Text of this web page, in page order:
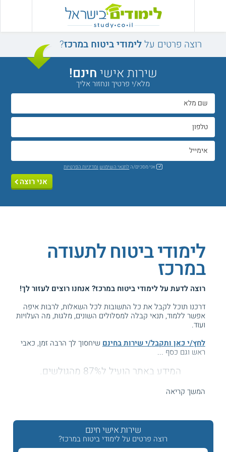
רוצה פרטים עללימודי ביטוח במרכז?
שירות אישיחינם!
מלא/י פרטיך ונחזור אליך
אני מסכים/הלתנאי השימוש ומדיניות הפרטיות
אני רוצה
לימודי ביטוח לתעודה
במרכז
רוצה לדעת עללימודי ביטוח במרכז? אנחנו רוצים לעזור לך!
דרכנו תוכל לקבל את כל התשובות לכל השאלות, לרבות איפה
אפשר ללמוד, תנאי קבלה למסלולים השונים, מלגות, מה העלויות
ועוד.
לחץ/י כאן ותקבל/י שירות בחינם שיחסוך לך הרבה זמן, כאבי
ראש וגם כסף ...
המידע באתר הועיל ל87% מהגולשים.
לימודי ביטוח בתל אביב והמרכז
באזור מרכז הארץ מתקיימות מגוון הכשרות לתעודה בתחום
המשך קריאה
שירות אישי חינם
רוצה פרטים על לימודי ביטוח במרכז?